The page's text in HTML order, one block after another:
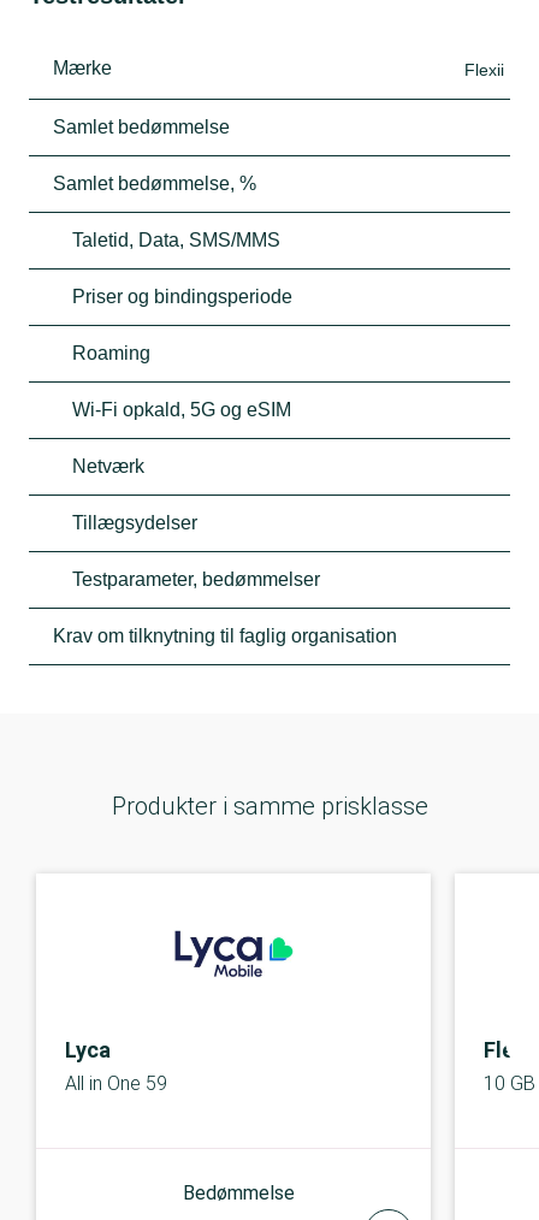
Mærke Flexii
Samlet bedømmelse
Samlet bedømmelse, %
Taletid, Data, SMS/MMS
Priser og bindingsperiode
Roaming
Wi-Fi opkald, 5G og eSIM
Netværk
Tillægsydelser
Testparameter, bedømmelser
Krav om tilknytning til faglig organisation
Produkter i samme prisklasse
Lyca
All in One 59
Bedømmelse
Flexii
10